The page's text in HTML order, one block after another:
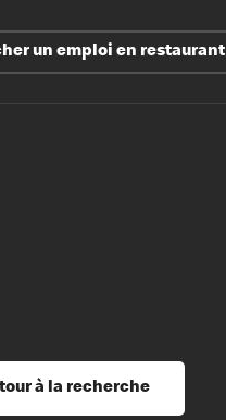
un emploi en restaurant
à la recherche